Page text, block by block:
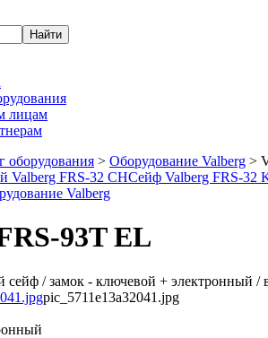
лицам
оборудования > Оборудование Valberg >
Valberg FRS-32 CHСейф Valberg FRS-32
Valberg
93T EL
сейф / замок - ключевой + электронный
pic_5711e13a32041.jpg